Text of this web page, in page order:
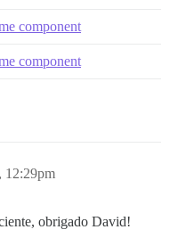
component
component
12:29pm
obrigado David!